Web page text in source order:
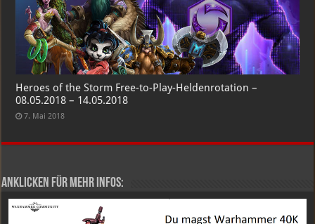
Heroes of the Storm Free-to-Play-Heldenrotation –
08.05.2018 – 14.05.2018
7. Mai 2018
Anklicken für mehr Infos: